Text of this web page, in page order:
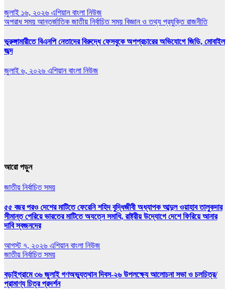
জুলাই ১৬, ২০২৬ এশিয়ান বাংলা নিউজ
অপরাধ সময় আন্তর্জাতিক জাতীয় নির্বাচিত সময় বিজ্ঞান ও তথ্য প্রযুক্তিরাজনীতি
ভূরুঙ্গামারীতে বিএনপি নেতাদের বিরুদ্ধে ফেসবুকে অপপ্রচারের অভিযোগে জিডি, মোবাইল
জব্দ
জুলাই ৬, ২০২৬ এশিয়ান বাংলা নিউজ
আরো পড়ুন
জাতীয় নির্বাচিত সময়
৫৫ বছর পরও দেশের মাটিতে ফেরেনি শহিদ বুদ্ধিজীবী অধ্যাপক আব্দুল ওয়াহাব তালুকদার
সীমান্ত পেরিয়ে ভারতের মাটিতে অযত্নে সমাধি, রাষ্ট্রীয় উদ্যোগে দেশে ফিরিয়ে আনার
দাবি স্বজনদের
আগস্ট ৭, ২০২৬ এশিয়ান বাংলা নিউজ
জাতীয় নির্বাচিত সময়
বড়াইগ্রামে ৩৬ জুলাই গণঅভ্যুত্থান দিবস-২৬ উপলক্ষ্যে আলোচনা সভা ও চলচিত্র/
প্রামাণ্য চিত্র প্রদর্শন